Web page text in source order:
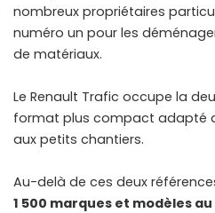
nombreux propriétaires
numéro un pour les
de matériaux.
Le Renault Trafic occupe la
format plus compact adapté
aux petits chantiers.
Au-delà de ces deux
1 500 marques et modèles